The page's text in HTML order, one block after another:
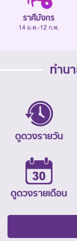
ราศีมังกร
14 ม.ค.-12 ก.พ.
ทำน
ดูดวงรายวัน
ดูดวงรายเดือน